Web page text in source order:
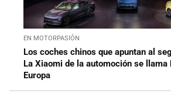
EN MOTORPASIÓN
Los coches chinos que apuntan al
La Xiaomi de la automoción se llama
Europa